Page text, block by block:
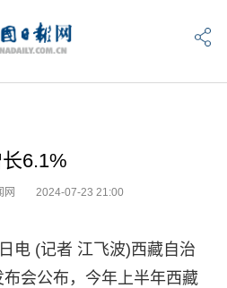
6.1%
网 2024-07-23 21:00
电 (记者 江飞波)西藏自治
会公布，今年上半年西藏